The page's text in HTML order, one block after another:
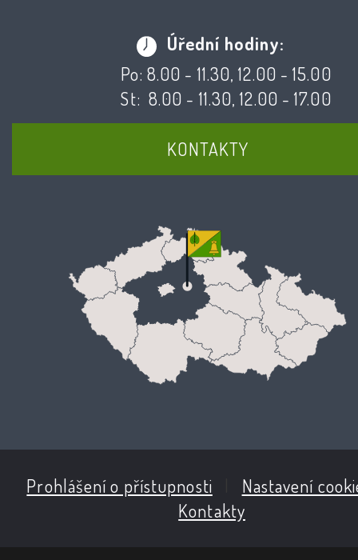
Úřední hodiny:
Po: 8.00 - 11.30, 12.00 - 15.00
St: 8.00 - 11.30, 12.00 - 17.00
KONTAKTY
Prohlášení o přístupnosti
Nastavení
Kontakty